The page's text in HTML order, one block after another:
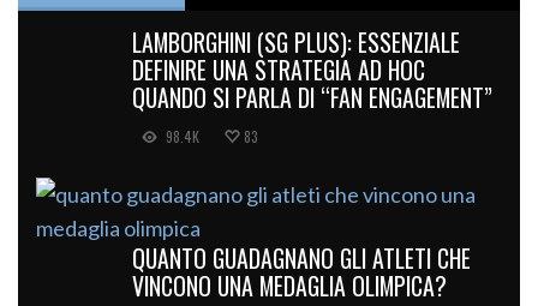
LAMBORGHINI (SG PLUS): ESSENZIALE
DEFINIRE UNA STRATEGIA AD HOC
QUANDO SI PARLA DI “FAN ENGAGEMENT”
98.4K 83
QUANTO GUADAGNANO GLI ATLETI CHE
VINCONO UNA MEDAGLIA OLIMPICA?